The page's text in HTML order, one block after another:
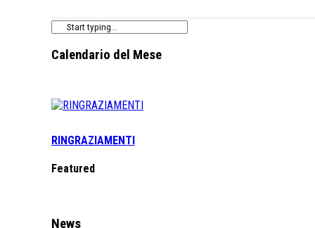
Calendario del Mese
RINGRAZIAMENTI
Featured
News